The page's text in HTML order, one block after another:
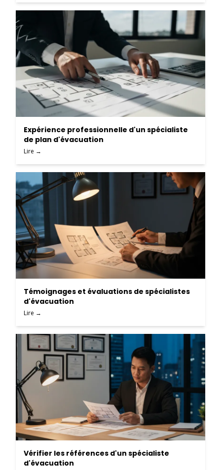
Expérience professionnelle d'un spécialiste
de plan d'évacuation
Lire →
Témoignages et évaluations de spécialistes
d'évacuation
Lire →
Vérifier les références d'un spécialiste
d'évacuation